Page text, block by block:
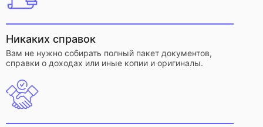
Никаких справок
Вам не нужно собирать полный пакет документов,
справки о доходах или иные копии и оригиналы.